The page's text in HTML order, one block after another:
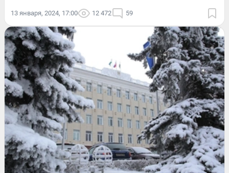
13 января, 2024, 17:00 12 472 59